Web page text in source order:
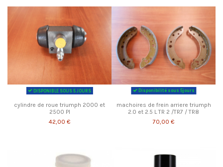
DISPONIBLE SOUS 5 JOURS
cylindre de roue triumph 2000 et
2500 PI
42,00 €
Disponibilité sous 5jours
machoires de frein arriere triumph
2.0 et 2.5 L TR 2 /TR7 / TR8
70,00 €